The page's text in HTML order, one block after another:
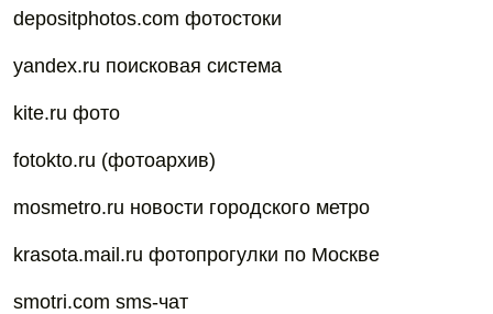
depositphotos.com фотостоки
yandex.ru поисковая система
kite.ru фото
fotokto.ru (фотоархив)
mosmetro.ru новости городского метро
krasota.mail.ru фотопрогулки по Москве
smotri.com sms-чат